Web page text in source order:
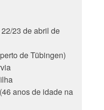
23 de abril de
de Tübingen)
anos de idade na